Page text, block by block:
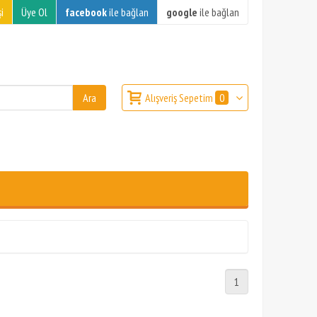
Üye Ol facebookile bağlan google ile bağlan
Alışveriş Sepetim 0
1